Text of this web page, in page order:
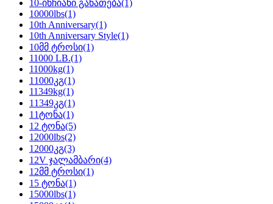
10-ინჩიანი განათება(1)
10000lbs(1)
10th Anniversary(1)
10th Anniversary Style(1)
10მმ ტროსი(1)
11000 LB.(1)
11000kg(1)
11000კგ(1)
11349kg(1)
11349კგ(1)
11ტონა(1)
12 ტონა(5)
12000lbs(2)
12000კგ(3)
12V ჯალამბარი(4)
12მმ ტროსი(1)
15 ტონა(1)
15000lbs(1)